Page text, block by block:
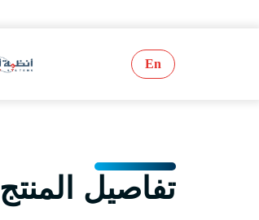
En
تفاصيل المنتج